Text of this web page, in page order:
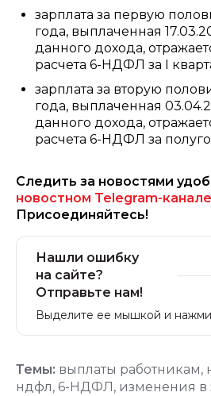
зарплата за первую
года, выплаченная
данного дохода,
расчета 6-НДФЛ за I
зарплата за вторую
года, выплаченная
данного дохода,
расчета 6-НДФЛ за
Следить за новостями
новостном Telegram-канале
Присоединяйтесь!
Нашли ошибку
на сайте?
Отправьте нам!
Выделите ее мышкой и
Темы: выплаты работникам,
ндфл, 6-НДФЛ, изменения в